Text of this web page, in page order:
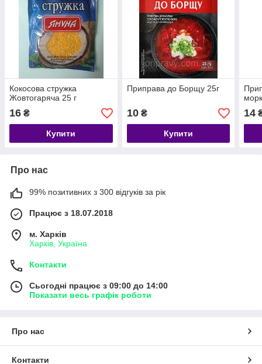
Кокосова стружка
Жовтогаряча 25 г
16 ₴
Купити
Приправа до Борщу 25г
10₴
Купити
14
Про нас
99% позитивних з 300 відгуків за рік
Працює з 18.07.2018
м. Харків
Харків, Україна
Контакти
Сьогодні працює з 09:00 до 14:00
Показати весь графік роботи
Про нас
Контакти